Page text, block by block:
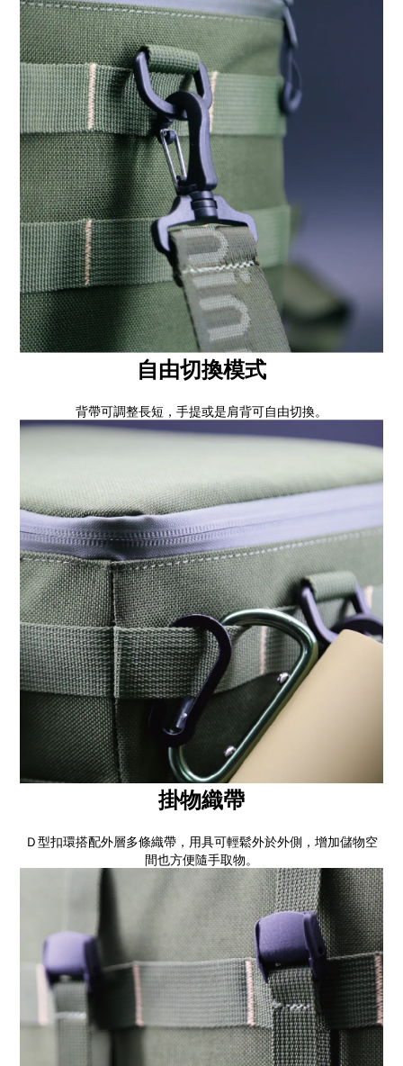
自由切換模式
背帶可調整長短，手提或是肩背可自由切換。
掛物織帶
Ｄ型扣環搭配外層多條織帶，用具可輕鬆外於外側，增加儲物空
間也方便隨手取物。